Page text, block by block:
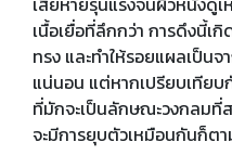
เนื้อเยื่อที่ลึกกว่า การดึงนี้เ
ทรง และทำให้รอยแผลเป็น
แน่นอน แต่หากเปรียบเทียบ
ที่มักจะเป็นลักษณะวงกลมที่
จะมีการยุบตัวเหมือนกันก็ต